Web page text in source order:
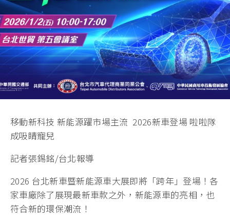
移動新科技 新能源躍市場主流 2026新車登場 啦啦隊
成吸睛寵兒
記者張錫銘/台北報導
2026 台北新車暨新能源車大展即將「跨年」登場！各
家車廠除了展現最新車款之外，新能源車的亮相，也
符合新的環保潮流！